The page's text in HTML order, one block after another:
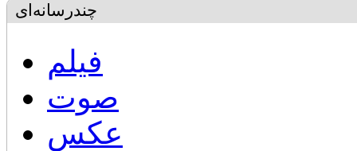
چندرسانه‌ای
فیلم
صوت
عکس